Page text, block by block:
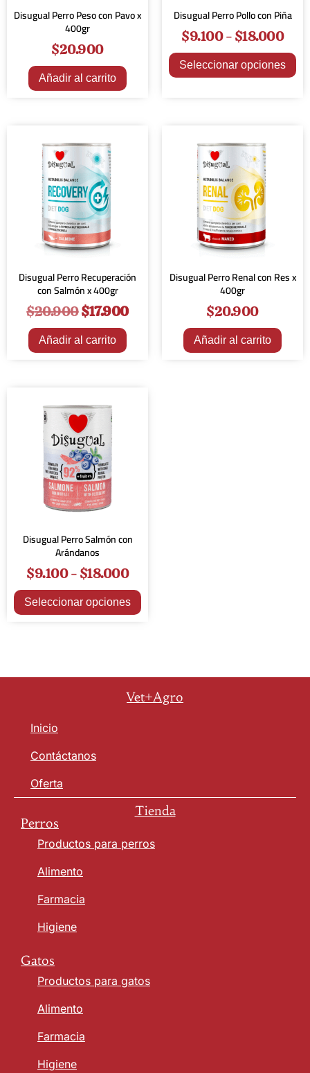
Disugual Perro Peso con Pavo x
400gr
$20.900
Añadir al carrito
Disugual Perro Pollo con Piña
$9.100-$18.000
Seleccionar opciones
Disugual Perro Recuperación
con Salmón x 400gr
$20.900$17.900
Añadir al carrito
Disugual Perro Renal con Res x
400gr
$20.900
Añadir al carrito
Disugual Perro Salmón con
Arándanos
$9.100-$18.000
Seleccionar opciones
Vet+Agro
Inicio
Contáctanos
Oferta
Tienda
Perros
Productos para perros
Alimento
Farmacia
Higiene
Gatos
Productos para gatos
Alimento
Farmacia
Higiene